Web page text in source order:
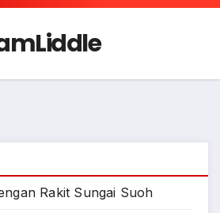
Rakit Sungai Suoh